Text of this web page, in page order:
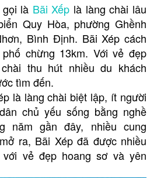
là Bãi Xếp là làng chài lâu
Quy Hòa, phường Ghềnh
Bình Định. Bãi Xép cách
chừng 13km. Với vẻ đẹp
thu hút nhiều du khách
tìm đến.
là làng chài biệt lập, ít người
chủ yếu sống bằng nghề
năm gần đây, nhiều cung
ra, Bãi Xép đã được nhiều
vẻ đẹp hoang sơ và yên